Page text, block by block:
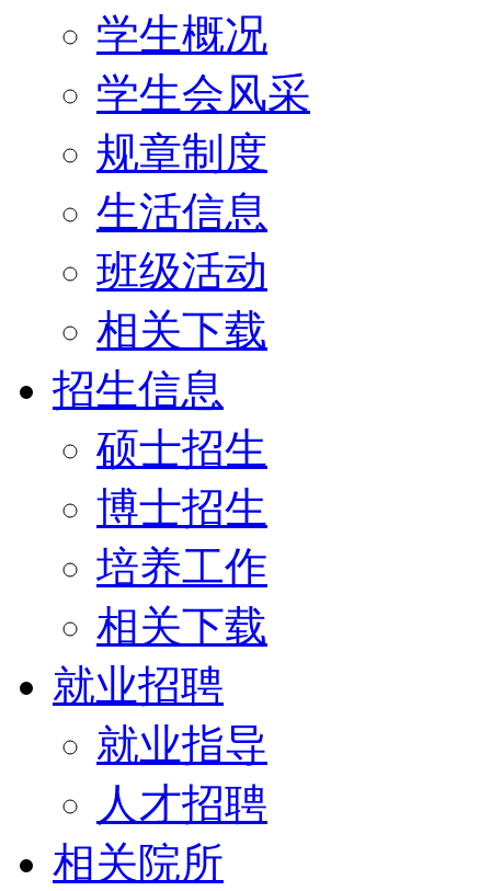
学生概况
学生会风采
规章制度
生活信息
班级活动
相关下载
招生信息
硕士招生
博士招生
培养工作
相关下载
就业招聘
就业指导
人才招聘
相关院所